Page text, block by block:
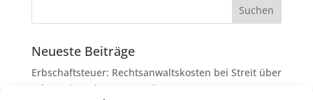
Neueste Beiträge
Erbschaftsteuer: Rechtsanwaltskosten bei Streit über
Erbauseinandersetzung als